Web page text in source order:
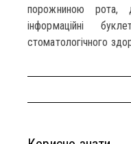
порожниною рота,
інформаційні
стоматологічного